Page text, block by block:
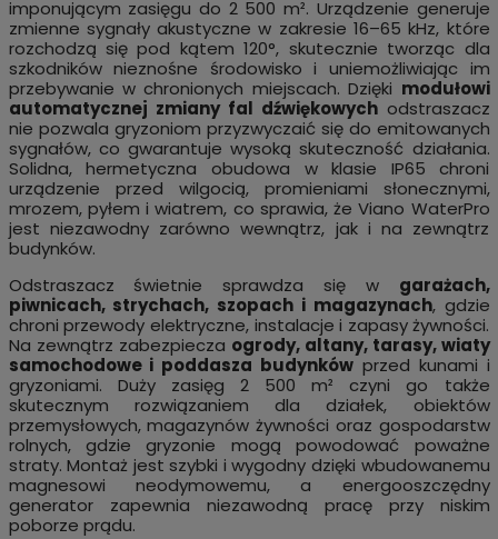
imponującym zasięgu do 2 500 m². Urządzenie generuje
zmienne sygnały akustyczne w zakresie 16–65 kHz, które
rozchodzą się pod kątem 120°, skutecznie tworząc dla
szkodników nieznośne środowisko i uniemożliwiając im
przebywanie w chronionych miejscach. Dzięki modułowi
automatycznej zmiany fal dźwiękowychodstraszacz
nie pozwala gryzoniom przyzwyczaić się do emitowanych
sygnałów, co gwarantuje wysoką skuteczność działania.
Solidna, hermetyczna obudowa w klasie IP65 chroni
urządzenie przed wilgocią, promieniami słonecznymi,
mrozem, pyłem i wiatrem, co sprawia, że Viano WaterPro
jest niezawodny zarówno wewnątrz, jak i na zewnątrz
budynków.
Odstraszacz świetnie sprawdza się w garażach,
piwnicach, strychach, szopach i magazynach, gdzie
chroni przewody elektryczne, instalacje i zapasy żywności.
Na zewnątrz zabezpiecza ogrody, altany, tarasy, wiaty
samochodowe i poddasza budynków przed kunami i
gryzoniami. Duży zasięg 2 500 m² czyni go także
skutecznym rozwiązaniem dla działek, obiektów
przemysłowych, magazynów żywności oraz gospodarstw
rolnych, gdzie gryzonie mogą powodować poważne
straty. Montaż jest szybki i wygodny dzięki wbudowanemu
magnesowi neodymowemu, a energooszczędny
generator zapewnia niezawodną pracę przy niskim
poborze prądu.